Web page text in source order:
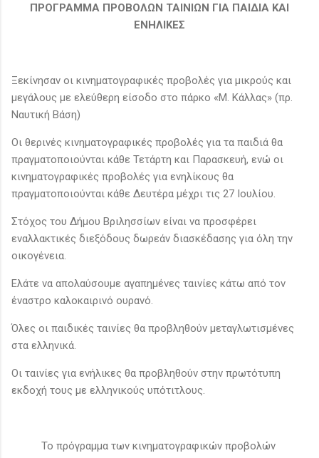
ΠΡΟΓΡΑΜΜΑ ΠΡΟΒΟΛΩΝ ΤΑΙΝΙΩΝ ΓΙΑ ΠΑΙΔΙΑ ΚΑΙ
ΕΝΗΛΙΚΕΣ
Ξεκίνησαν οι κινηματογραφικές προβολές για μικρούς και
μεγάλους με ελεύθερη είσοδο στο πάρκο «Μ. Κάλλας» (πρ.
Ναυτική Βάση)
Οι θερινές κινηματογραφικές προβολές για τα παιδιά θα
πραγματοποιούνται κάθε Τετάρτη και Παρασκευή, ενώ οι
κινηματογραφικές προβολές για ενηλίκους θα
πραγματοποιούνται κάθε Δευτέρα μέχρι τις 27 Ιουλίου.
Στόχος του Δήμου Βριλησσίων είναι να προσφέρει
εναλλακτικές διεξόδους δωρεάν διασκέδασης για όλη την
οικογένεια.
Ελάτε να απολαύσουμε αγαπημένες ταινίες κάτω από τον
έναστρο καλοκαιρινό ουρανό.
Όλες οι παιδικές ταινίες θα προβληθούν μεταγλωτισμένες
στα ελληνικά.
Οι ταινίες για ενήλικες θα προβληθούν στην πρωτότυπη
εκδοχή τους με ελληνικούς υπότιτλους.
Το πρόγραμμα των κινηματογραφικών προβολών